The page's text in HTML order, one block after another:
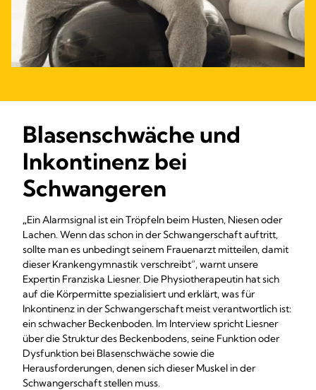
Blasenschwäche und
Inkontinenz bei
Schwangeren
„Ein Alarmsignal ist ein Tröpfeln beim Husten, Niesen oder
Lachen. Wenn das schon in der Schwangerschaft auftritt,
sollte man es unbedingt seinem Frauenarzt mitteilen, damit
dieser Krankengymnastik verschreibt“, warnt unsere
Expertin Franziska Liesner. Die Physiotherapeutin hat sich
auf die Körpermitte spezialisiert und erklärt, was für
Inkontinenz in der Schwangerschaft meist verantwortlich ist:
ein schwacher Beckenboden. Im Interview spricht Liesner
über die Struktur des Beckenbodens, seine Funktion oder
Dysfunktion bei Blasenschwäche sowie die
Herausforderungen, denen sich dieser Muskel in der
Schwangerschaft stellen muss.